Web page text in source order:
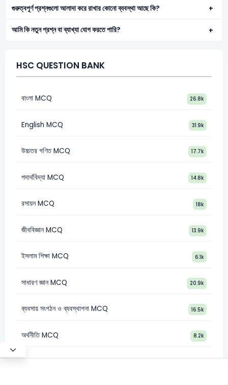
গুরুত্বপূর্ণ প্রশ্নগুলো আলাদা করে রাখার কোনো ব্যবস্থা আছে কি?
আমি কি নতুন প্রশ্ন বা ব্যাখ্যা যোগ করতে পারি?
HSC QUESTION BANK
বাংলা MCQ 26.8k
English MCQ 31.9k
উচ্চতর গণিত MCQ 17.7k
পদার্থবিদ্যা MCQ 14.8k
রসায়ন MCQ 18k
জীববিজ্ঞান MCQ 13.9k
ইসলাম শিক্ষা MCQ 6.1k
সাধারণ জ্ঞান MCQ 20.9k
ব্যবসায় সংগঠন ও ব্যবস্থাপনা MCQ 16.5k
অর্থনীতি MCQ 8.2k